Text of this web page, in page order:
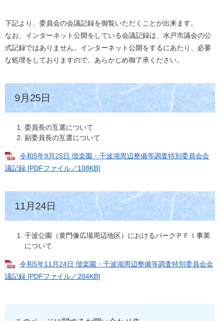
下記より、委員会の会議記録を御覧いただくことが出来ます。
なお、インターネット公開をしている会議記録は、水戸市議会の公
式記録ではありません。インターネット公開をするにあたり、必要
な処理をしておりますので、あらかじめ御了承ください。
9月25日
委員長の互選について
副委員長の互選について
令和5年9月25日 偕楽園・千波湖周辺整備等調査特別委員会会
議記録 [PDFファイル／108KB]
11月24日
千波公園（黄門像広場周辺地区）におけるパークＰＦＩ事業
について
令和5年11月24日 偕楽園・千波湖周辺整備等調査特別委員会会
議記録 [PDFファイル／204KB]